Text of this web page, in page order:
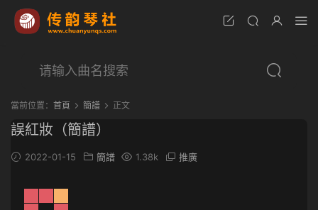
當前位置： 首頁 簡譜 正文
誤紅妝（簡譜）
2022-01-15 簡譜 1.38k 推廣